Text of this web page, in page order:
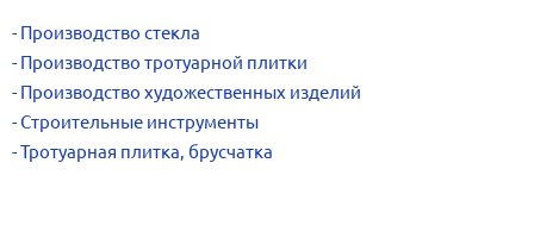
Производство стекла
Производство тротуарной плитки
Производство художественных изделий
Строительные инструменты
Тротуарная плитка, брусчатка